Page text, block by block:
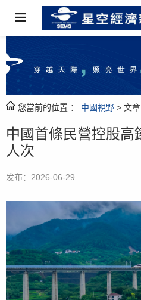
您當前的位置 ： 中國視野 > 文
中國首條民營控股高
人次
发布：2026-06-29